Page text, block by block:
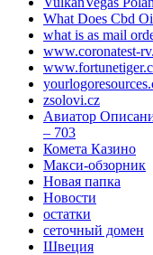
What Does Cbd
what is as mail
www.coronatest-
zsolovi.cz
Авиатор
– 703
Комета Казино
Макси-обзорник
Новая папка
Новости
остатки
сеточный домен
Швеция